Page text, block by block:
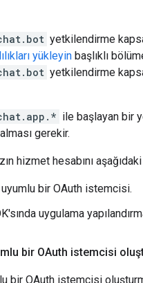
yetkilendirme
yükleyin başlıklı
yetkilendirme
ile başlayan bir
alması gerekir.
hizmet hesabını
bir OAuth istemcisi.
uygulama
bir OAuth istemcisi
bir OAuth istemcisi